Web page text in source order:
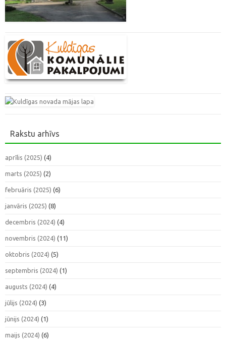
Rakstu arhīvs
aprīlis (2025) (4)
marts (2025) (2)
februāris (2025) (6)
janvāris (2025) (8)
decembris (2024) (4)
novembris (2024) (11)
oktobris (2024) (5)
septembris (2024) (1)
augusts (2024) (4)
jūlijs (2024) (3)
jūnijs (2024) (1)
maijs (2024) (6)